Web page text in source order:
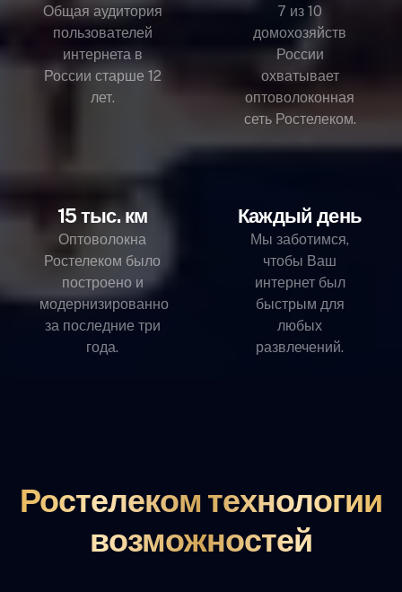
Общая аудитория
пользователей
интернета в
России старше 12
лет.
7 из 10
домохозяйств
России
охватывает
оптоволоконная
сеть Ростелеком.
15 тыс. км
Оптоволокна
Ростелеком было
построено и
модернизированно
за последние три
года.
Каждый день
Мы заботимся,
чтобы Ваш
интернет был
быстрым для
любых
развлечений.
Ростелеком технологии
возможностей